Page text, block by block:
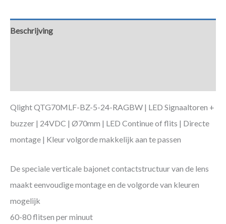
Beschrijving
Qlight QTG70MLF-BZ-5-24-RAGBW | LED Signaaltoren +
buzzer | 24VDC | Ø70mm | LED Continue of flits | Directe
montage | Kleur volgorde makkelijk aan te passen
De speciale verticale bajonet contactstructuur van de lens
maakt eenvoudige montage en de volgorde van kleuren
mogelijk
60-80 flitsen per minuut